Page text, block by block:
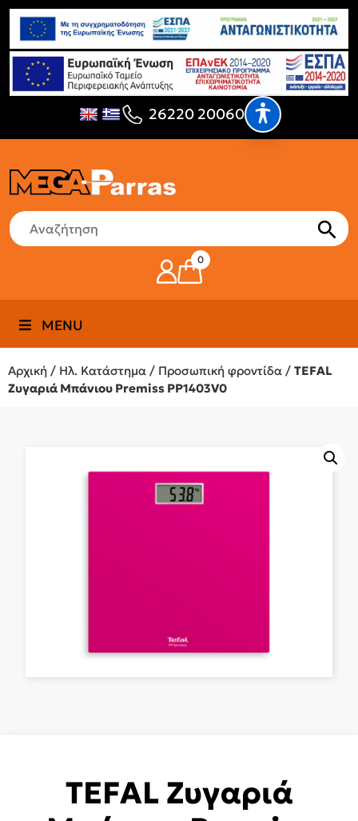
26220 20060
0
MENU
Αρχική / Ηλ. Κατάστημα / Προσωπική φροντίδα / TEFAL
Ζυγαριά Μπάνιου Premiss PP1403V0
TEFAL Ζυγαριά